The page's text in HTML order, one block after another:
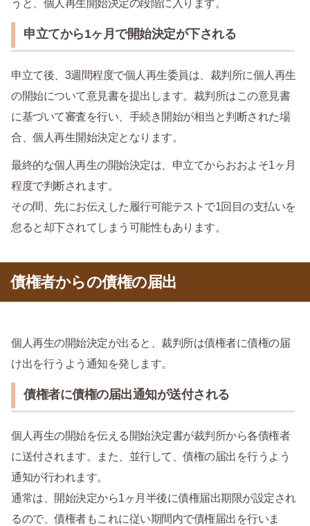
うと、個人再生開始決定の段階に入ります。
申立てから1ヶ月で開始決定が下される
申立て後、3週間程度で個人再生委員は、裁判所に個人再生
の開始について意見書を提出します。裁判所はこの意見書
に基づいて審査を行い、手続き開始が相当と判断された場
合、個人再生開始決定となります。
最終的な個人再生の開始決定は、申立てからおおよそ1ヶ月
程度で判断されます。
その間、先にお伝えした履行可能テストで1回目の支払いを
怠ると却下されてしまう可能性もあります。
債権者からの債権の届出
個人再生の開始決定が出ると、裁判所は債権者に債権の届
け出を行うよう通知を発します。
債権者に債権の届出通知が送付される
個人再生の開始を伝える開始決定書が裁判所から各債権者
に送付されます。また、並行して、債権の届出を行うよう
通知が行われます。
通常は、開始決定から1ヶ月半後に債権届出期限が設定され
るので、債権者もこれに従い期間内で債権届出を行いま